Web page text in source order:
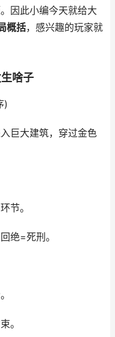
因此小编今天就给大
概括，感兴趣的玩家就
啥子
)
巨大建筑，穿过金色
节。
绝=死刑。
。